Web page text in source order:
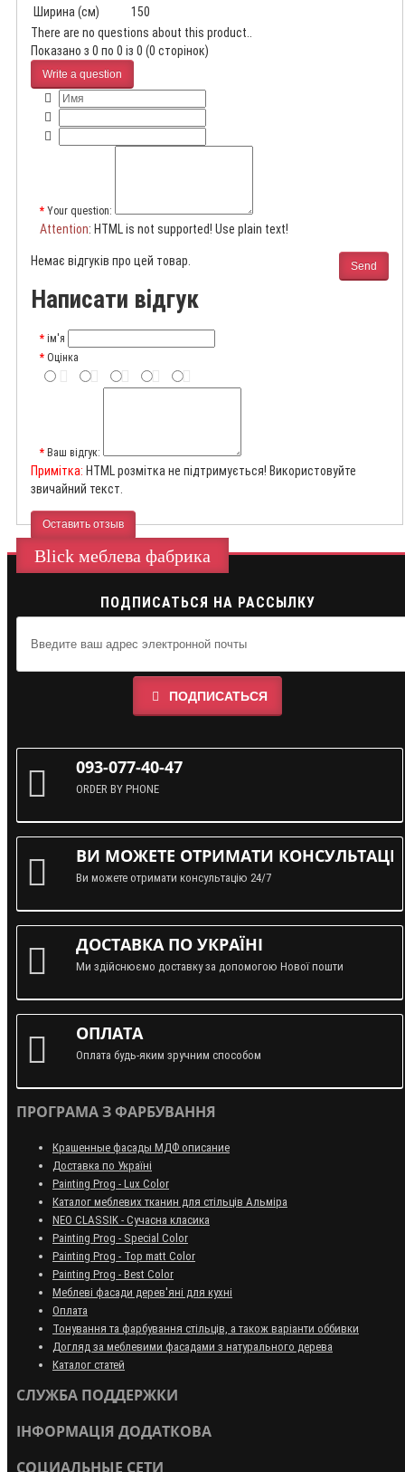
Ширина (см)
150
There are no questions about this product..
Показано з 0 по 0 із 0 (0 сторінок)
Write a question
Your question:
Attention: HTML is not supported! Use plain text!
Send
Немає відгуків про цей товар.
Написати відгук
ім'я
Оцінка
Ваш відгук:
Примітка: HTML розмітка не підтримується! Використовуйте
звичайний текст.
Оставить отзыв
Blick меблева фабрика
ПОДПИСАТЬСЯ НА РАССЫЛКУ
ПОДПИСАТЬСЯ
093-077-40-47
ORDER BY PHONE
ВИ МОЖЕТЕ ОТРИМАТИ
Ви можете отримати консультацію 24/7
ДОСТАВКА ПО УКРАЇНІ
Ми здійснюємо доставку за допомогою Нової пошти
ОПЛАТА
Оплата будь-яким зручним способом
ПРОГРАМА З ФАРБУВАННЯ
Крашенные фасады МДФ описание
Доставка по Україні
Painting Prog - Lux Color
Каталог меблевих тканин для стільців Альміра
NEO CLASSIK - Сучасна класика
Painting Prog - Special Color
Painting Prog - Top matt Color
Painting Prog - Best Color
Меблеві фасади дерев'яні для кухні
Оплата
Тонування та фарбування стільців, а також варіанти оббивки
Догляд за меблевими фасадами з натурального дерева
Каталог статей
СЛУЖБА ПОДДЕРЖКИ
ІНФОРМАЦІЯ ДОДАТКОВА
СОЦИАЛЬНЫЕ СЕТИ